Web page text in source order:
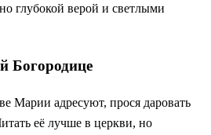
глубокой верой и светлыми
Богородице
Марии адресуют, прося даровать
её лучше в церкви, но